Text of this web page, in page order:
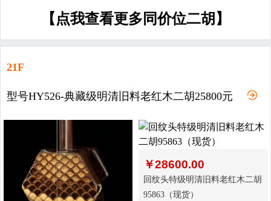
【点我查看更多同价位二胡】
21F
型号HY526-典藏级明清旧料老红木二胡25800元
￥28600.00
回纹头特级明清旧料老红木二胡
95863（现货）